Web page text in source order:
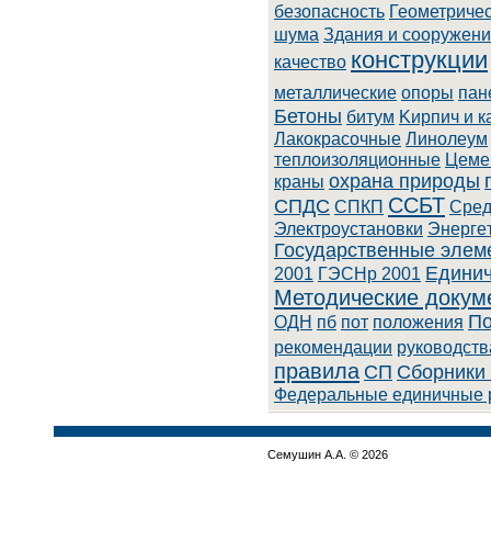
безопасность
шума Здания и
качество конструкции
металлические опоры
Бетоны битум Kиpпич и
Лaкoкpacoчныe Линoлeум
теплоизоляционные
краны охрана природы
СПДС СПКП ССБТ
Элeктpoуcтaнoвки
Государственные
2001 ГЭСНр 2001
Методические
ОДН пб пот положения
рекомендации
правила СП Сборники
Федеральные единичные
Семушин А.А. © 2026